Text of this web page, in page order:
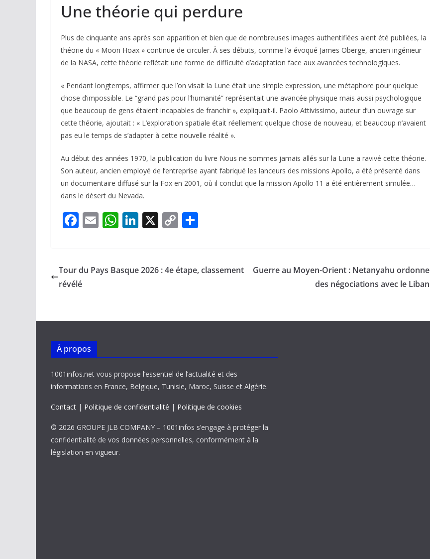
Une théorie qui perdure
Plus de cinquante ans après son apparition et bien que de nombreuses images authentifiées aient été publiées, la
théorie du « Moon Hoax » continue de circuler. À ses débuts, comme l’a évoqué James Oberge, ancien ingénieur
de la NASA, cette théorie reflétait une forme de difficulté d’adaptation face aux avancées technologiques.
« Pendant longtemps, affirmer que l’on visait la Lune était une simple expression, une métaphore pour quelque
chose d’impossible. Le “grand pas pour l’humanité” représentait une avancée physique mais aussi psychologique
que beaucoup de gens étaient incapables de franchir », expliquait-il. Paolo Attivissimo, auteur d’un ouvrage sur
cette théorie, ajoutait : « L’exploration spatiale était réellement quelque chose de nouveau, et beaucoup n’avaient
pas eu le temps de s’adapter à cette nouvelle réalité ».
Au début des années 1970, la publication du livre Nous ne sommes jamais allés sur la Lune a ravivé cette théorie.
Son auteur, ancien employé de l’entreprise ayant fabriqué les lanceurs des missions Apollo, a été présenté dans
un documentaire diffusé sur la Fox en 2001 , où il conclut que la mission Apollo 11 a été entièrement simulée…
dans le désert du Nevada.
F
b
o
k
E
l
W
s
p
Li
e
X C
y
k
g
Tour du Pays Basque 2026 : 4e étape, classement
révélé
Guerre au Moyen-Orient : Netanyahu ordonne
des négociations avec le Liban
À propos
1001infos.net vous propose l’essentiel de l’actualité et des
informations en France, Belgique, Tunisie, Maroc, Suisse et Algérie.
Contact | Politique de confidentialité | Politique de cookies
© 2026 GROUPE JLB COMPANY – 1001infos s’engage à protéger la
confidentialité de vos données personnelles, conformément à la
législation en vigueur.